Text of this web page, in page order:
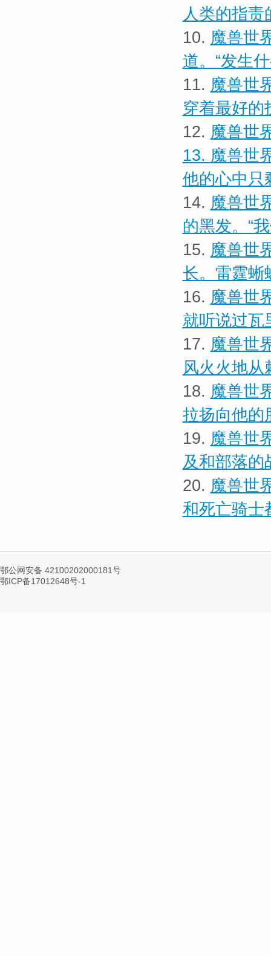
人类的指责
10. 魔兽世
道。“发生
11. 魔兽世
穿着最好的
12. 魔兽世
13. 魔兽世
他的心中只
14. 魔兽世
的黑发。“
15. 魔兽世
长。雷霆蜥
16. 魔兽世
就听说过瓦
17. 魔兽世
风火火地从
18. 魔兽世
拉扬向他的
19. 魔兽世
及和部落的
20. 魔兽世
和死亡骑士
鄂公网安备 42100202000181号
鄂ICP备17012648号-1